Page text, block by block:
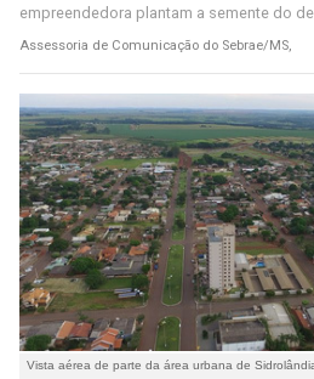
empreendedora plantam a semente do
Assessoria de Comunicação do Sebrae/MS,
Vista aérea de parte da área urbana de